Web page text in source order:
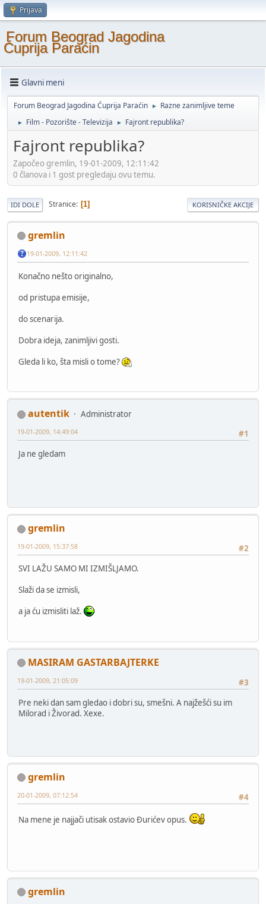
Prijava
Forum Beograd Jagodina
Ćuprija Paraćin
Glavni meni
Forum Beograd Jagodina Ćuprija Paraćin ► Razne zanimljive teme
► Film - Pozorište - Televizija ► Fajront republika?
Fajront republika?
Započeo gremlin, 19-01-2009, 12:11:42
0 članova i 1 gost pregledaju ovu temu.
IDI DOLE Stranice 1 KORISNIČKE AKCIJE
gremlin
19-01-2009, 12:11:42
Konačno nešto originalno,
od pristupa emisije,
do scenarija.
Dobra ideja, zanimljivi gosti.
Gleda li ko, šta misli o tome?
autentik
Administrator
#1
19-01-2009, 14:49:04
Ja ne gledam
gremlin
#2
19-01-2009, 15:37:58
SVI LAŽU SAMO MI IZMIŠLJAMO.
Slaži da se izmisli,
a ja ću izmisliti laž.
MASIRAM GASTARBAJTERKE
#3
19-01-2009, 21:05:09
Pre neki dan sam gledao i dobri su, smešni. A najžešći su im
Milorad i Živorad. Xexe.
gremlin
#4
20-01-2009, 07:12:54
Na mene je najjači utisak ostavio Đurićev opus.
gremlin